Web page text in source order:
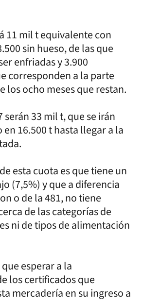
11 mil t equivalente con
sin hueso, de las que
enfriadas y 3.900
corresponden a la parte
los ocho meses que restan.
serán 33 mil t, que se irán
16.500 t hasta llegar a la
esta cuota es que tiene un
(7,5%) y que a diferencia
o de la 481, no tiene
de las categorías de
ni de tipos de alimentación
esperar a la
los certificados que
mercadería en su ingreso a